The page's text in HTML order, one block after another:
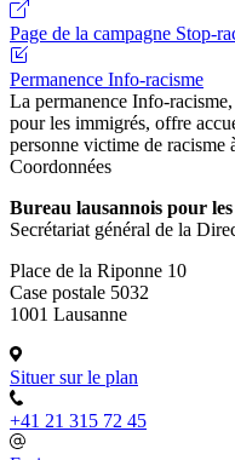
Page de la campagne Stop-
Permanence Info-racisme
La permanence Info-
pour les immigrés, offre
personne victime de racisme
Coordonnées
Bureau lausannois pour
Secrétariat général de la
Place de la Riponne 10
Case postale 5032
1001 Lausanne
Situer sur le plan
+41 21 315 72 45